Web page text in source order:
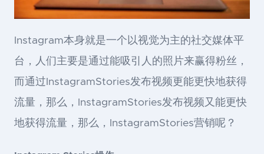
Instagram本身就是一个以视觉为主的社交媒体平
台，人们主要是通过能吸引人的照片来赢得粉丝，
而通过InstagramStories发布视频更能更快地获得
流量，那么，InstagramStories发布视频又能更快
地获得流量，那么，InstagramStories营销呢？